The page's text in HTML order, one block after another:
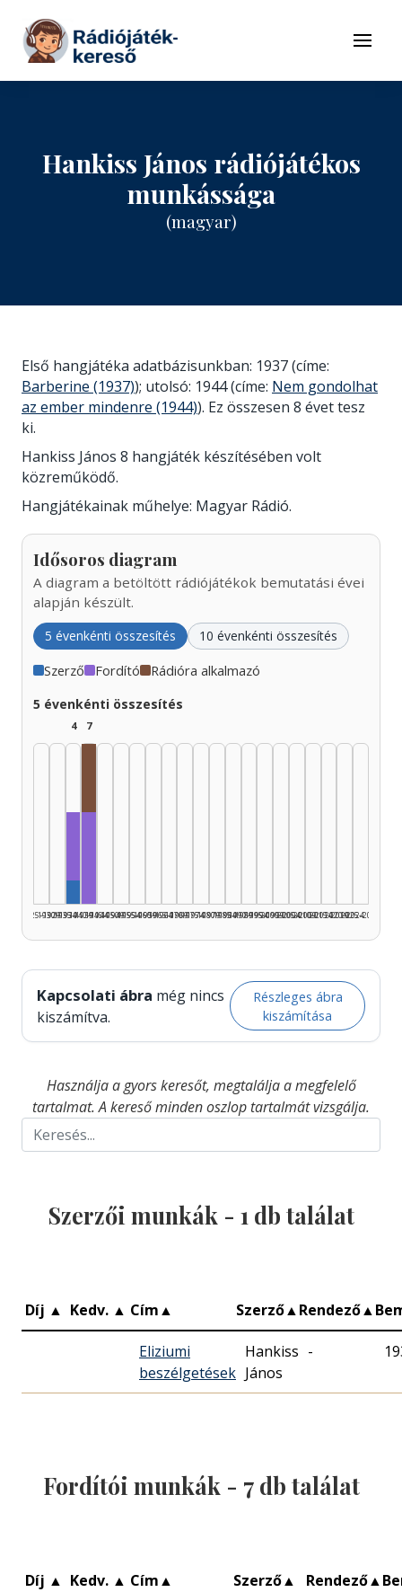
Tovább a tartalomhoz
Menü
Hankiss János rádiójátékos
munkássága
(magyar)
Első hangjátéka adatbázisunkban: 1937 (címe:
Barberine (1937)); utolsó: 1944 (címe: Nem gondolhat
az ember mindenre (1944)). Ez összesen 8 évet tesz
ki.
Hankiss János 8 hangjáték készítésében volt
közreműködő.
Hangjátékainak műhelye: Magyar Rádió.
Idősoros diagram
A diagram a betöltött rádiójátékok bemutatási évei
alapján készült.
5 évenkénti összesítés 10 évenkénti összesítés
Szerző Fordító Rádióra alkalmazó
5 évenkénti összesítés
1925–1929
1930–1934
4
Szerző, 1935–1939: 1
1935–1939
7
1940–1944
1945–1949
1950–1954
1955–1959
1960–1964
1965–1969
1970–1974
1975–1979
1980–1984
1985–1989
1990–1994
1995–1999
2000–2004
2005–2009
2010–2014
2015–2019
2020–2024
2025–2026
Kapcsolati ábra még nincs
kiszámítva.
Részleges ábra
kiszámítása
Használja a gyors keresőt, megtalálja a megfelelő
tartalmat. A kereső minden oszlop tartalmát vizsgálja.
Szerzői munkák - 1 db találat
Díj ▲ Kedv. ▲ Cím▲ Szerző▲Rendező▲
Eliziumi
beszélgetések
Hankiss
János
-
Fordítói munkák - 7db találat
Díj ▲ Kedv. ▲ Cím▲ Szerző▲ Rendező▲